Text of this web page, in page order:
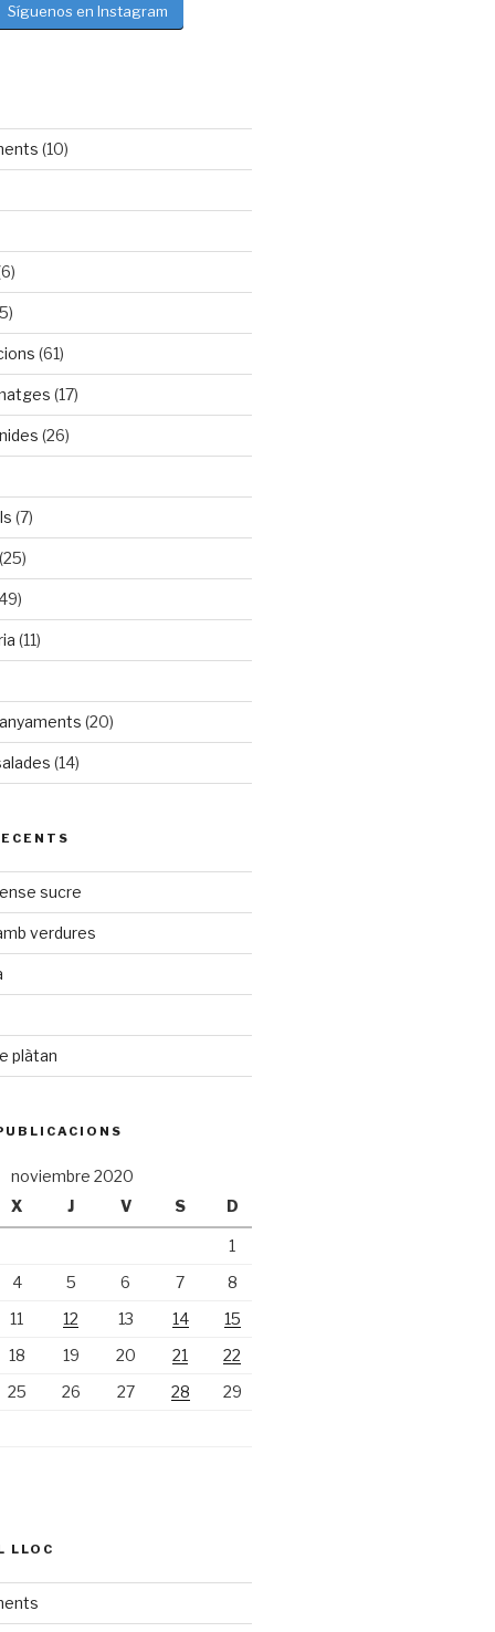
Síguenos en Instagram
(10)
(61)
(17)
(26)
(7)
(25)
(11)
(20)
(14)
sucre
verdures
plàtan
noviembre 2020
X J V S D
1
4 5 6 7
8
11 12 13 14
15
18 19 20 21
22
25 26 27 28
29
LLOC